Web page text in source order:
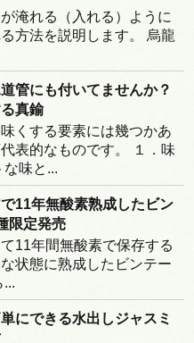
淹れる（入れる）ように
方法を説明します。 烏龍
管にも付いてませんか？
真鍮
くする要素には幾つかあ
表的なものです。 １．味
味と...
11年無酸素熟成したビン
限定発売
11年間無酸素で保存する
状態に熟成したビンテー
...
にできる水出しジャスミ